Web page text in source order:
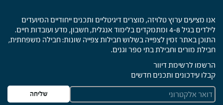
אנו מציעים ערוץ טלויזה, מוצרים דיגיטליים ותכנים ייחודיים המיועדים
לילדים בגיל 4-8 ומתמקדים בלימוד אנגלית, חשבון, מדע ועובדות חיים.
התוכן באתר זמין לצפייה בשלוש חבילות צפייה שונות: חבילה משפחתית,
חבילת מורים וחבילת בתי ספר וגנים.
הרשמו לרשימת דיוור
קבלו עידכונים ותכנים חדשים
E
m
שליחה